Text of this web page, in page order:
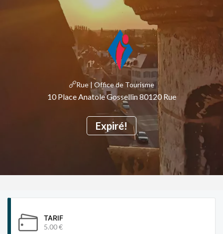
Expiré!
Rue | Office de Tourisme
10 Place Anatole Gossellin 80120 Rue
TARIF
5.00 €